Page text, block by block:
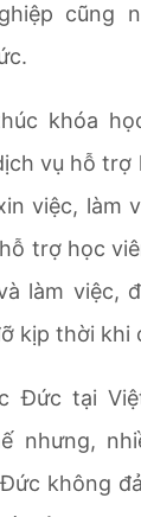
cũng
khóa
vụ hỗ trợ
việc, làm
trợ học
làm việc,
kịp thời khi
Đức tại
nhưng,
không